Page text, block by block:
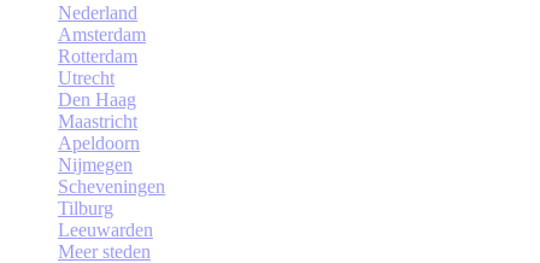
Nederland
Amsterdam
Rotterdam
Utrecht
Den Haag
Maastricht
Apeldoorn
Nijmegen
Scheveningen
Tilburg
Leeuwarden
Meer steden